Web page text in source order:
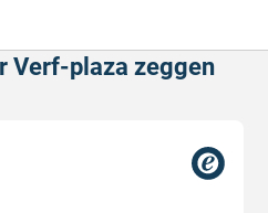
Verf-plaza zeggen